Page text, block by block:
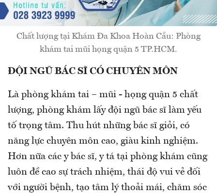
Chất lượng tại Khám Đa Khoa Hoàn Cầu: Phòng
khám tai mũi họng quận 5 TP.HCM.
ĐỘI NGŨ BÁC SĨ CÓ CHUYÊN MÔN
Là phòng khám tai – mũi - họng quận 5 chất
lượng, phòng khám lấy đội ngũ bác sĩ làm yếu
tố trọng tâm. Thu hút những bác sĩ giỏi, có
năng lực chuyên môn cao, giàu kinh nghiệm.
Hơn nữa các y bác sĩ, y tá tại phòng khám cũng
luôn đề cao sự trách nhiệm, thái độ vui vẻ đối
với người bệnh, tạo tâm lý thoải mái, chăm sóc